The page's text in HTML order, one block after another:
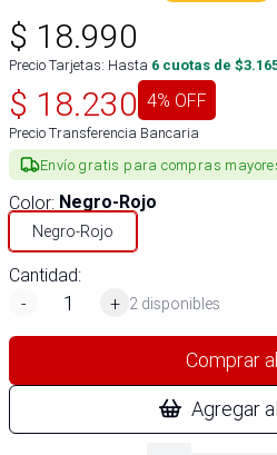
$ 18.990
Precio Tarjetas: Hasta 6 cuotas de $
$ 18.230 4% OFF
Precio Transferencia Bancaria
Envío gratis para compras
Color: Negro-Rojo
Negro-Rojo
Cantidad:
-
+ 2 disponibles
Comprar
Agregar